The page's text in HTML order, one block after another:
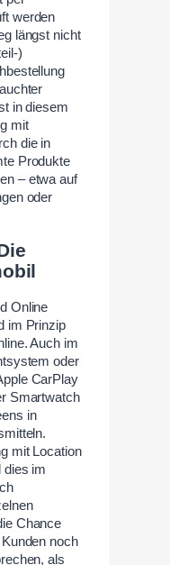
werden
längst nicht
)
in diesem
mit
die in
Produkte
– etwa auf
oder
Online
im Prinzip
Auch im
oder
CarPlay
Smartwatch
in
mit Location
dies im
Chance
noch
als